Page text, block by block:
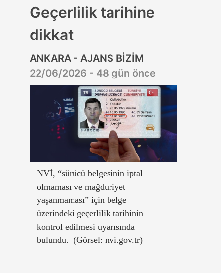
Geçerlilik tarihine
dikkat
ANKARA - AJANS BİZİM
22/06/2026 - 48 gün önce
NVİ, “sürücü belgesinin iptal
olmaması ve mağduriyet
yaşanmaması” için belge
üzerindeki geçerlilik tarihinin
kontrol edilmesi uyarısında
bulundu. (Görsel: nvi.gov.tr)